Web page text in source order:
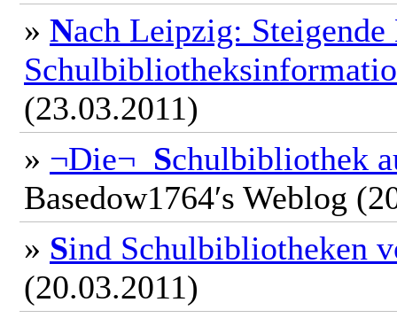
» Nach Leipzig: Steigende
(23.03.2011)
» ¬Die¬ Schulbibliothek
Basedow1764′s Weblog
» Sind Schulbibliotheken
(20.03.2011)